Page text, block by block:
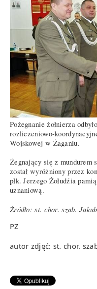
Pożegnanie żołnierza
rozliczeniowo-
Wojskowej w Żaganiu.
Żegnający się z mundurem
został wyróżniony przez
płk. Jerzego Żołudźia
uznaniową.
Źródło: st. chor. szab.
PZ
autor zdjęć: st. chor.